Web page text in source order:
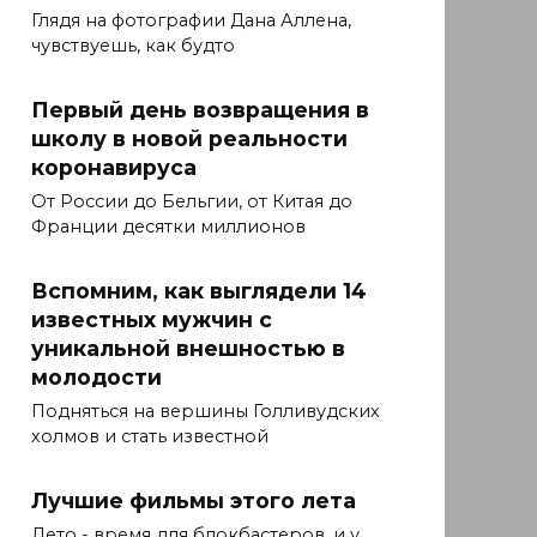
Глядя на фотографии Дана Аллена,
чувствуешь, как будто
Первый день возвращения в
школу в новой реальности
коронавируса
От России до Бельгии, от Китая до
Франции десятки миллионов
Вспомним, как выглядели 14
известных мужчин с
уникальной внешностью в
молодости
Подняться на вершины Голливудских
холмов и стать известной
Лучшие фильмы этого лета